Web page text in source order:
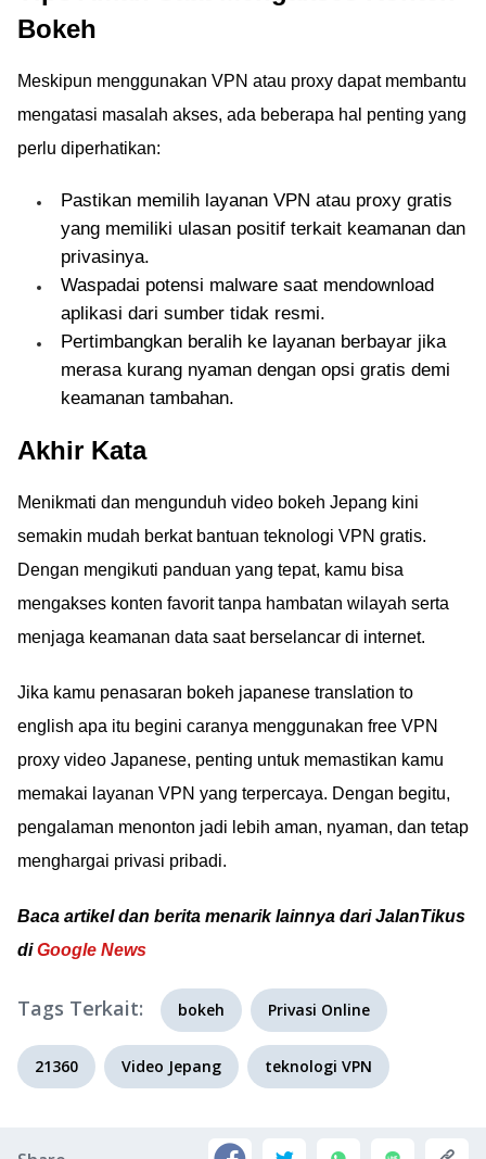
Bokeh
Meskipun menggunakan VPN atau proxy dapat membantu
mengatasi masalah akses, ada beberapa hal penting yang
perlu diperhatikan:
Pastikan memilih layanan VPN atau proxy gratis
yang memiliki ulasan positif terkait keamanan dan
privasinya.
Waspadai potensi malware saat mendownload
aplikasi dari sumber tidak resmi.
Pertimbangkan beralih ke layanan berbayar jika
merasa kurang nyaman dengan opsi gratis demi
keamanan tambahan.
Akhir Kata
Menikmati dan mengunduh video bokeh Jepang kini
semakin mudah berkat bantuan teknologi VPN gratis.
Dengan mengikuti panduan yang tepat, kamu bisa
mengakses konten favorit tanpa hambatan wilayah serta
menjaga keamanan data saat berselancar di internet.
Jika kamu penasaran bokeh japanese translation to
english apa itu begini caranya menggunakan free VPN
proxy video Japanese, penting untuk memastikan kamu
memakai layanan VPN yang terpercaya. Dengan begitu,
pengalaman menonton jadi lebih aman, nyaman, dan tetap
menghargai privasi pribadi.
Baca artikel dan berita menarik lainnya dari JalanTikus
diGoogle News
Tags Terkait: bokeh Privasi Online
21360 Video Jepang teknologi VPN